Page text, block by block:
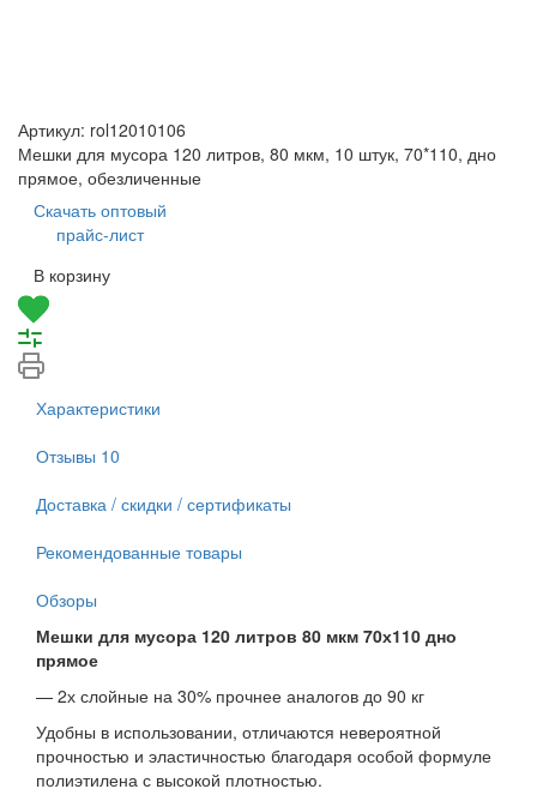
Артикул: rol12010106
Мешки для мусора 120 литров, 80 мкм, 10 штук, 70*110, дно
прямое, обезличенные
Скачать оптовый
прайс-лист
В корзину
Характеристики
Отзывы 10
Доставка / скидки / сертификаты
Рекомендованные товары
Обзоры
Мешки для мусора 120 литров 80 мкм 70х110 дно
прямое
— 2х слойные на 30% прочнее аналогов до 90 кг
Удобны в использовании, отличаются невероятной
прочностью и эластичностью благодаря особой формуле
полиэтилена с высокой плотностью.